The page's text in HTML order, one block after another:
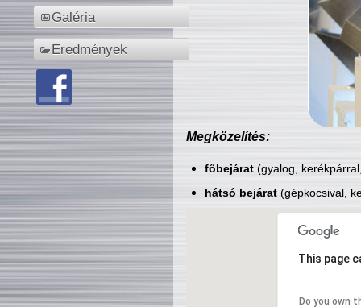
Galéria
Eredmények
Megközelítés:
főbejárat(gyalog,
hátsó bejárat(gépkocsival,
This page
Do you own